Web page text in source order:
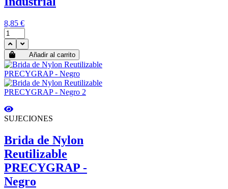
8,85 €
Añadir al carrito
SUJECIONES
Brida de Nylon
Reutilizable
PRECYGRAP -
Negro